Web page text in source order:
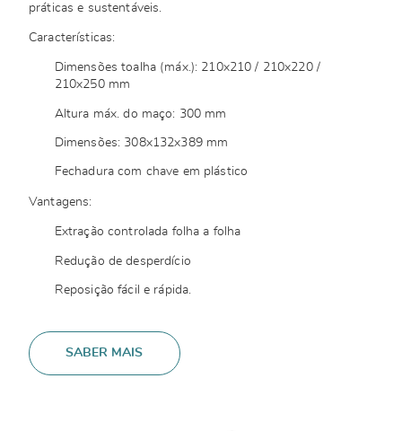
práticas e sustentáveis.
Características:
Dimensões toalha (máx.): 210x210 / 210x220 /
210x250 mm
Altura máx. do maço: 300 mm
Dimensões: 308x132x389 mm
Fechadura com chave em plástico
Vantagens:
Extração controlada folha a folha
Redução de desperdício
Reposição fácil e rápida.
SABER MAIS